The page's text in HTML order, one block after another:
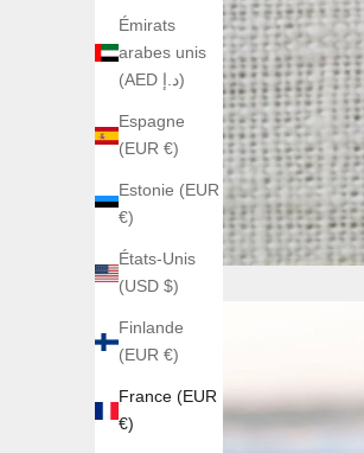
Émirats
arabes unis
(AED د.إ)
Espagne
(EUR €)
Estonie (EUR
€)
États-Unis
(USD $)
Finlande
(EUR €)
France (EUR
€)